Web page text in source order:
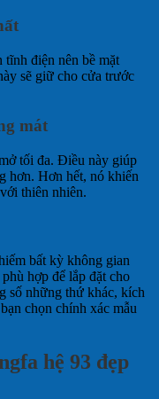
điện nên bề mặt
sẽ giữ cho cửa trước
mát
tối đa. Điều này giúp
hơn. Hơn hết, nó khiến
thiên nhiên.
bất kỳ không gian
hợp để lắp đặt cho
số những thứ khác, kích
chọn chính xác mẫu
hệ 93 đẹp